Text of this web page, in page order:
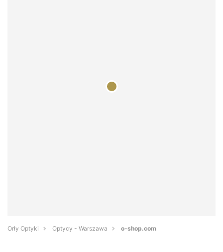
Orły Optyki Optycy - Warszawa o-shop.com